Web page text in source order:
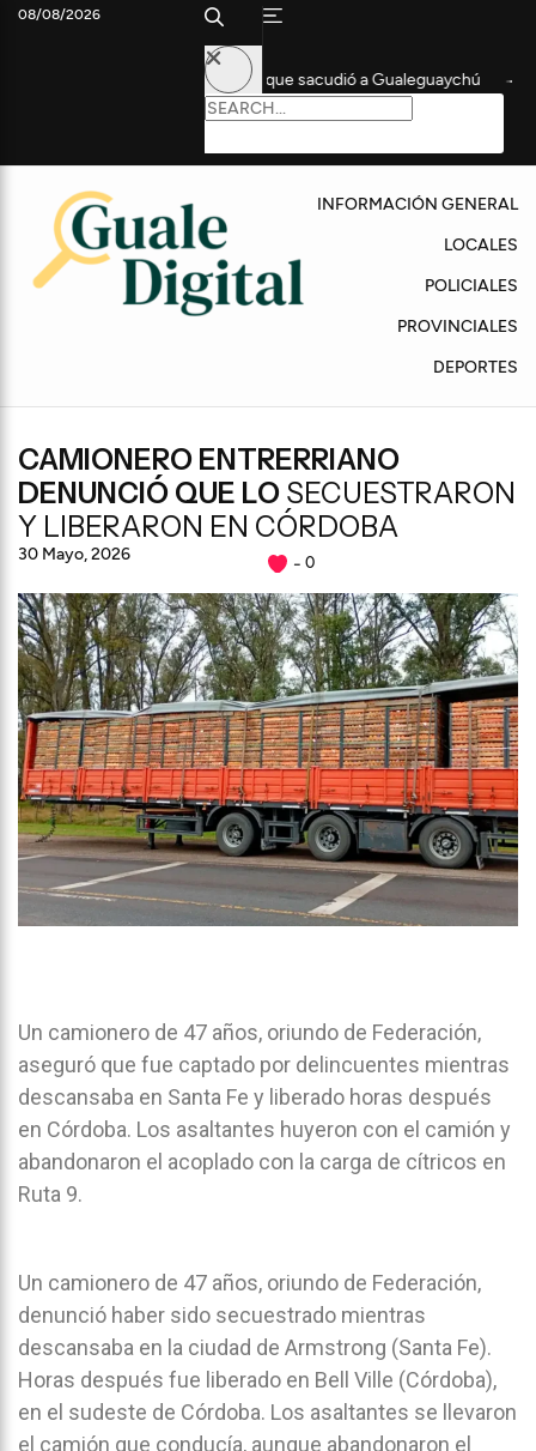
de 2024 que sacudió a Gualeguaychú
08/08/2026
INFORMACIÓN GENERAL
LOCALES
POLICIALES
PROVINCIALES
DEPORTES
CAMIONERO ENTRERRIANO
DENUNCIÓ QUE LO SECUESTRARON
Y LIBERARON EN CÓRDOBA
30 Mayo, 2026 0
Un camionero de 47 años, oriundo de Federación,
aseguró que fue captado por delincuentes mientras
descansaba en Santa Fe y liberado horas después
en Córdoba. Los asaltantes huyeron con el camión y
abandonaron el acoplado con la carga de cítricos en
Ruta 9.
Un camionero de 47 años, oriundo de Federación,
denunció haber sido secuestrado mientras
descansaba en la ciudad de Armstrong (Santa Fe).
Horas después fue liberado en Bell Ville (Córdoba),
en el sudeste de Córdoba. Los asaltantes se llevaron
el camión que conducía, aunque abandonaron el